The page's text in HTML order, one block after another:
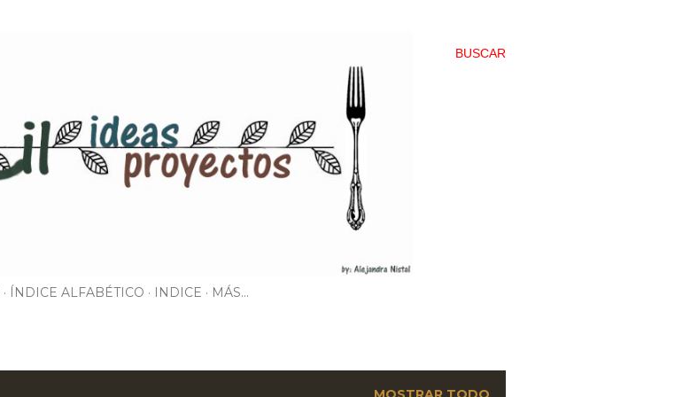
BUSCAR
ÍNDICE ALFABÉTICO INDICE MÁS…